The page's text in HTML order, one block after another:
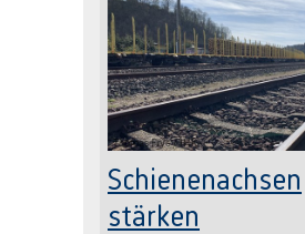
Thomas Frye / IHK
Schienenachsen
stärken